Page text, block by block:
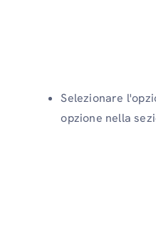
Selezionare
opzione nella